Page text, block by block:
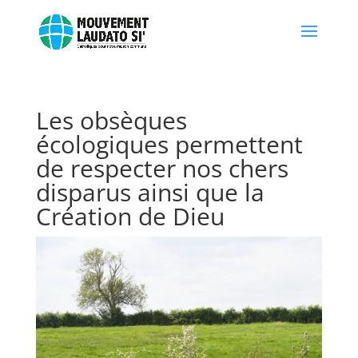
Les obsèques
écologiques permettent
de respecter nos chers
disparus ainsi que la
Création de Dieu